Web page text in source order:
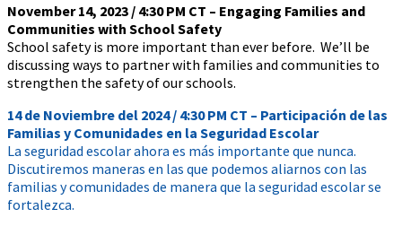
November 14, 2023 / 4:30 PM CT – Engaging Families and
Communities with School Safety
School safety is more important than ever before. We’ll be
discussing ways to partner with families and communities to
strengthen the safety of our schools.
14 de Noviembre del 2024 / 4:30 PM CT – Participación de las
Familias y Comunidades en la Seguridad Escolar
La seguridad escolar ahora es más importante que nunca.
Discutiremos maneras en las que podemos aliarnos con las
familias y comunidades de manera que la seguridad escolar se
fortalezca.